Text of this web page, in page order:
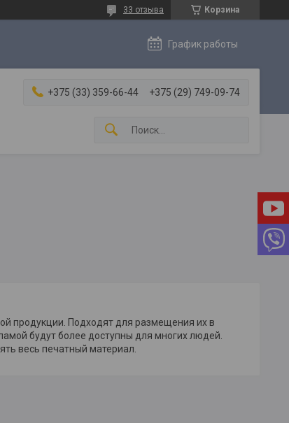
Корзина
33 отзыва
График работы
+375 (33) 359-66-44 +375 (29) 749-09-74
продукции. Подходят для размещения их в
будут более доступны для многих людей.
весь печатный материал.